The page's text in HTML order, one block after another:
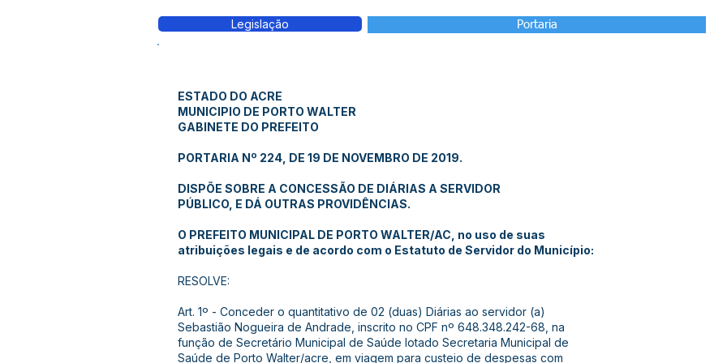
Legislação Portaria
ESTADO DO ACRE
MUNICIPIO DE PORTO WALTER
GABINETE DO PREFEITO
PORTARIA Nº 224, DE 19 DE NOVEMBRO DE 2019.
DISPÕE SOBRE A CONCESSÃO DE DIÁRIAS A SERVIDOR
PÚBLICO, E DÁ OUTRAS PROVIDÊNCIAS.
O PREFEITO MUNICIPAL DE PORTO WALTER/AC, no uso de suas
atribuições legais e de acordo com o Estatuto de Servidor do Município:
RESOLVE:
Art. 1º - Conceder o quantitativo de 02 (duas) Diárias ao servidor (a)
Sebastião Nogueira de Andrade, inscrito no CPF nº 648.348.242-68, na
função de Secretário Municipal de Saúde lotado Secretaria Municipal de
Saúde de Porto Walter/acre, em viagem para custeio de despesas com